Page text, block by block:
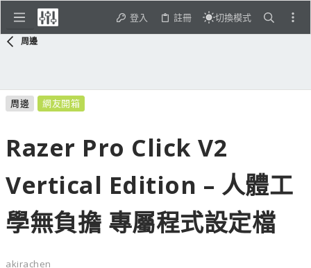
登入 註冊 切換模式
周邊
周邊 網友開箱
Razer Pro Click V2
Vertical Edition – 人體工
學無負擔 專屬程式設定檔
akirachen